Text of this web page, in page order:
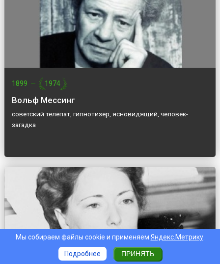
1899 — 1974
Вольф Мессинг
советский телепат, гипнотизер, ясновидящий, человек-
загадка
Мы собираем файлы cookie и применяем Яндекс.Метрику.
Подробнее ПРИНЯТЬ